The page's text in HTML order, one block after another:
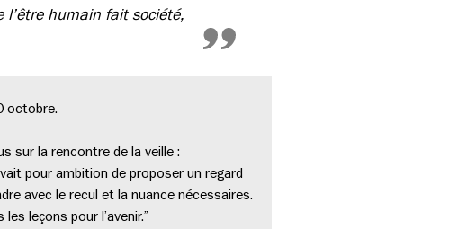
humain fait société,
octobre.
sur la rencontre de la veille :
pour ambition de proposer un regard
avec le recul et la nuance nécessaires.
leçons pour l’avenir.”